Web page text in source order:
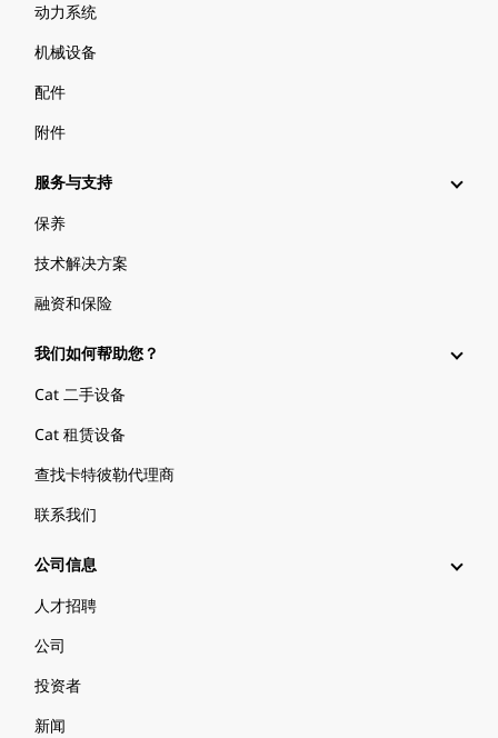
动力系统
机械设备
配件
附件
服务与支持
保养
技术解决方案
融资和保险
我们如何帮助您？
Cat 二手设备
Cat 租赁设备
查找卡特彼勒代理商
联系我们
公司信息
人才招聘
公司
投资者
新闻